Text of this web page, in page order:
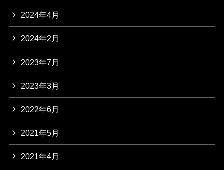
2024年4月
2024年2月
2023年7月
2023年3月
2022年6月
2021年5月
2021年4月